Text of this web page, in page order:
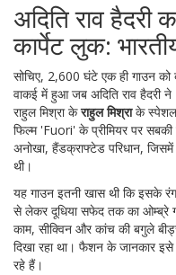
अदिति राव
कार्पेट लुक:
सोचिए, 2,600 घंटे एक ही गाउन
वाकई में हुआ जब अदिति राव हैदरी
राहुल मिश्रा केराहुल मिश्राके स्पेशल
फिल्म 'Fuori' के प्रीमियर पर
अनोखा, हैंडक्राफ्टेड परिधान,
थी।
यह गाउन इतनी खास थी कि इसके
से लेकर दूधिया सफेद तक का ओम्ब्रे
काम, सीक्विन और कांच की बगुले
दिखा रहा था। फैशन के जानकार इसे
रहे हैं।